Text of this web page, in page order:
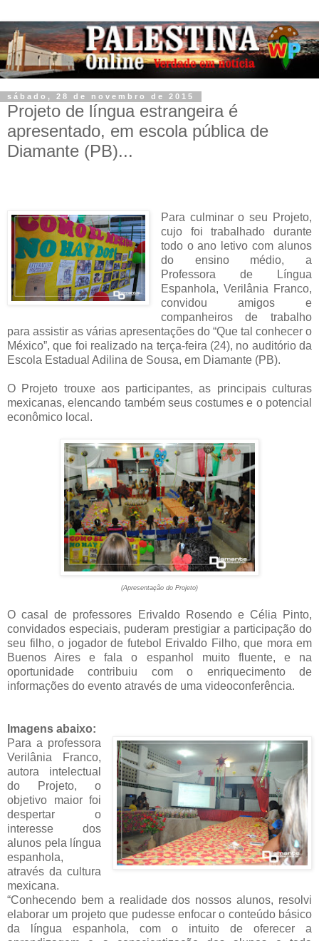
sábado, 28 de novembro de 2015
Projeto de língua estrangeira é
apresentado, em escola pública de
Diamante (PB)...
Para culminar o seu Projeto,
cujo foi trabalhado durante
todo o ano letivo com alunos
do ensino médio, a
Professora de Língua
Espanhola, Verilânia Franco,
convidou amigos e
companheiros de trabalho
para assistir as várias apresentações do “Que tal conhecer o
México”, que foi realizado na terça-feira (24), no auditório da
Escola Estadual Adilina de Sousa, em Diamante (PB).
O Projeto trouxe aos participantes, as principais culturas
mexicanas, elencando também seus costumes e o potencial
econômico local.
(Apresentação do Projeto)
O casal de professores Erivaldo Rosendo e Célia Pinto,
convidados especiais, puderam prestigiar a participação do
seu filho, o jogador de futebol Erivaldo Filho, que mora em
Buenos Aires e fala o espanhol muito fluente, e na
oportunidade contribuiu com o enriquecimento de
informações do evento através de uma videoconferência.
Imagens abaixo:
Para a professora
Verilânia Franco,
autora intelectual
do Projeto, o
objetivo maior foi
despertar o
interesse dos
alunos pela língua
espanhola,
através da cultura
mexicana.
“Conhecendo bem a realidade dos nossos alunos, resolvi
elaborar um projeto que pudesse enfocar o conteúdo básico
da língua espanhola, com o intuito de oferecer a